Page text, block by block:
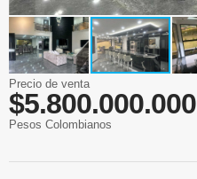
Precio de venta
$5.800.000.000
Pesos Colombianos